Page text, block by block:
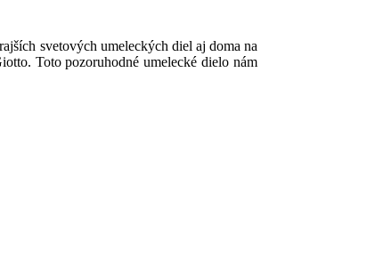
svetových umeleckých diel aj doma na
Toto pozoruhodné umelecké dielo nám